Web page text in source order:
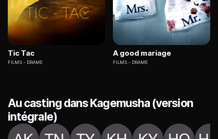
Tic Tac
FILMS DRAME
A good mariage
FILMS DRAME
Au casting dans Kagemusha (version
intégrale)